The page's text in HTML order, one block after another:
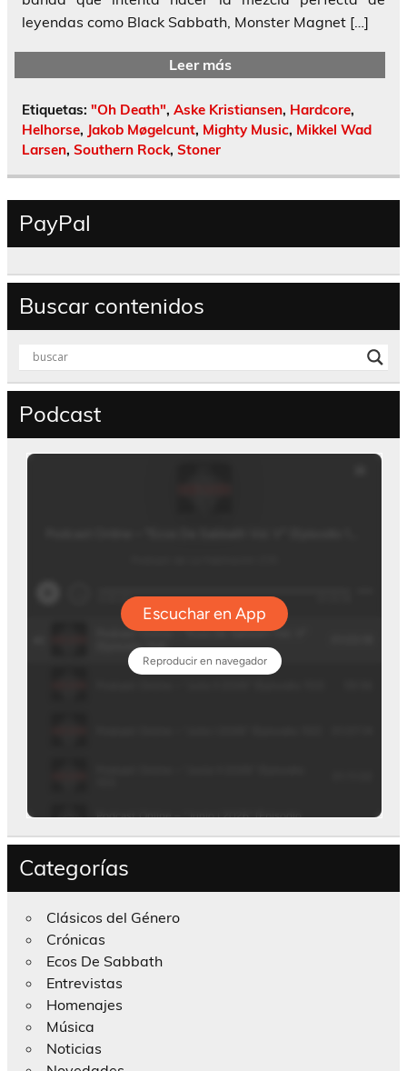
leyendas como Black Sabbath, Monster Magnet […]
Leer más
Etiquetas: "Oh Death", Aske Kristiansen, Hardcore,
Helhorse, Jakob Møgelcunt, Mighty Music, Mikkel Wad
Larsen, Southern Rock, Stoner
PayPal
Buscar contenidos
Podcast
Categorías
Clásicos del Género
Crónicas
Ecos De Sabbath
Entrevistas
Homenajes
Música
Noticias